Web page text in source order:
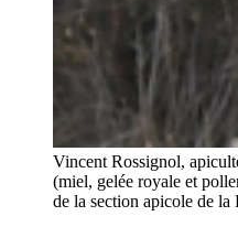
Vincent Rossignol,
(miel, gelée royale et
de la section apicole de